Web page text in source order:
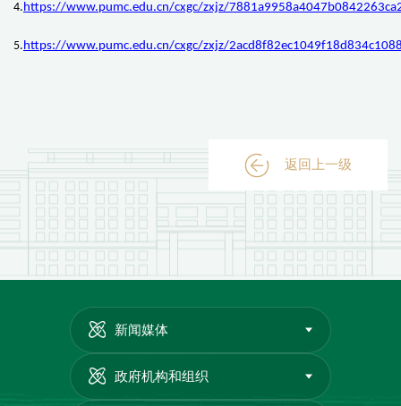
4.https://www.pumc.edu.cn/cxgc/zxjz/
5.https://www.pumc.edu.cn/cxgc/zxjz/
返回上一级
新闻媒体
政府机构和组织